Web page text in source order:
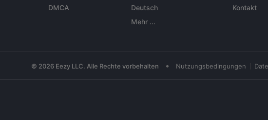
DMCA
Deutsch
Mehr ...
Kontakt
© 2026 Eezy LLC. Alle Rechte vorbehalten • Nutzungsbedingungen